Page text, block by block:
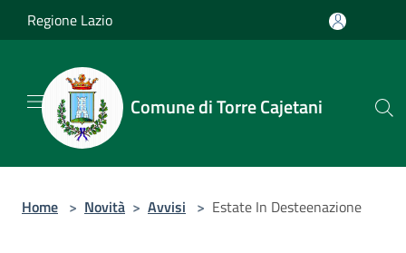
Salta al contenuto principale
Regione Lazio
Comune di Torre Cajetani
Home > Novità > Avvisi > Estate In Desteenazione